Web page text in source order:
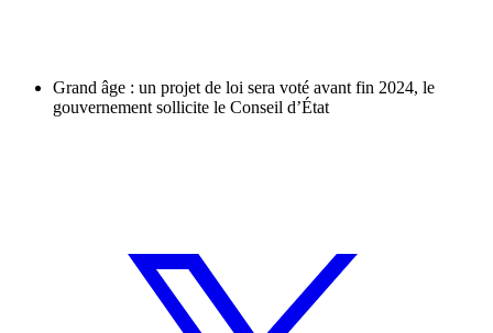
Grand âge : un projet de loi sera voté avant fin 2024, le
gouvernement sollicite le Conseil d’État